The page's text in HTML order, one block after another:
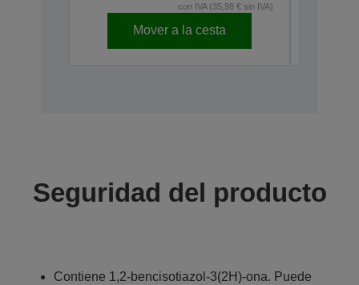
con IVA (35,98 € sin IVA)
Mover a la cesta
Seguridad del producto
Contiene 1,2-bencisotiazol-3(2H)-ona. Puede